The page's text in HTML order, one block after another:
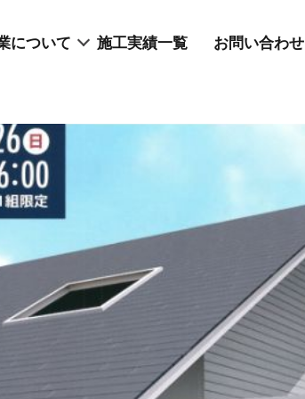
について 施工実績一覧 お問い合わせ